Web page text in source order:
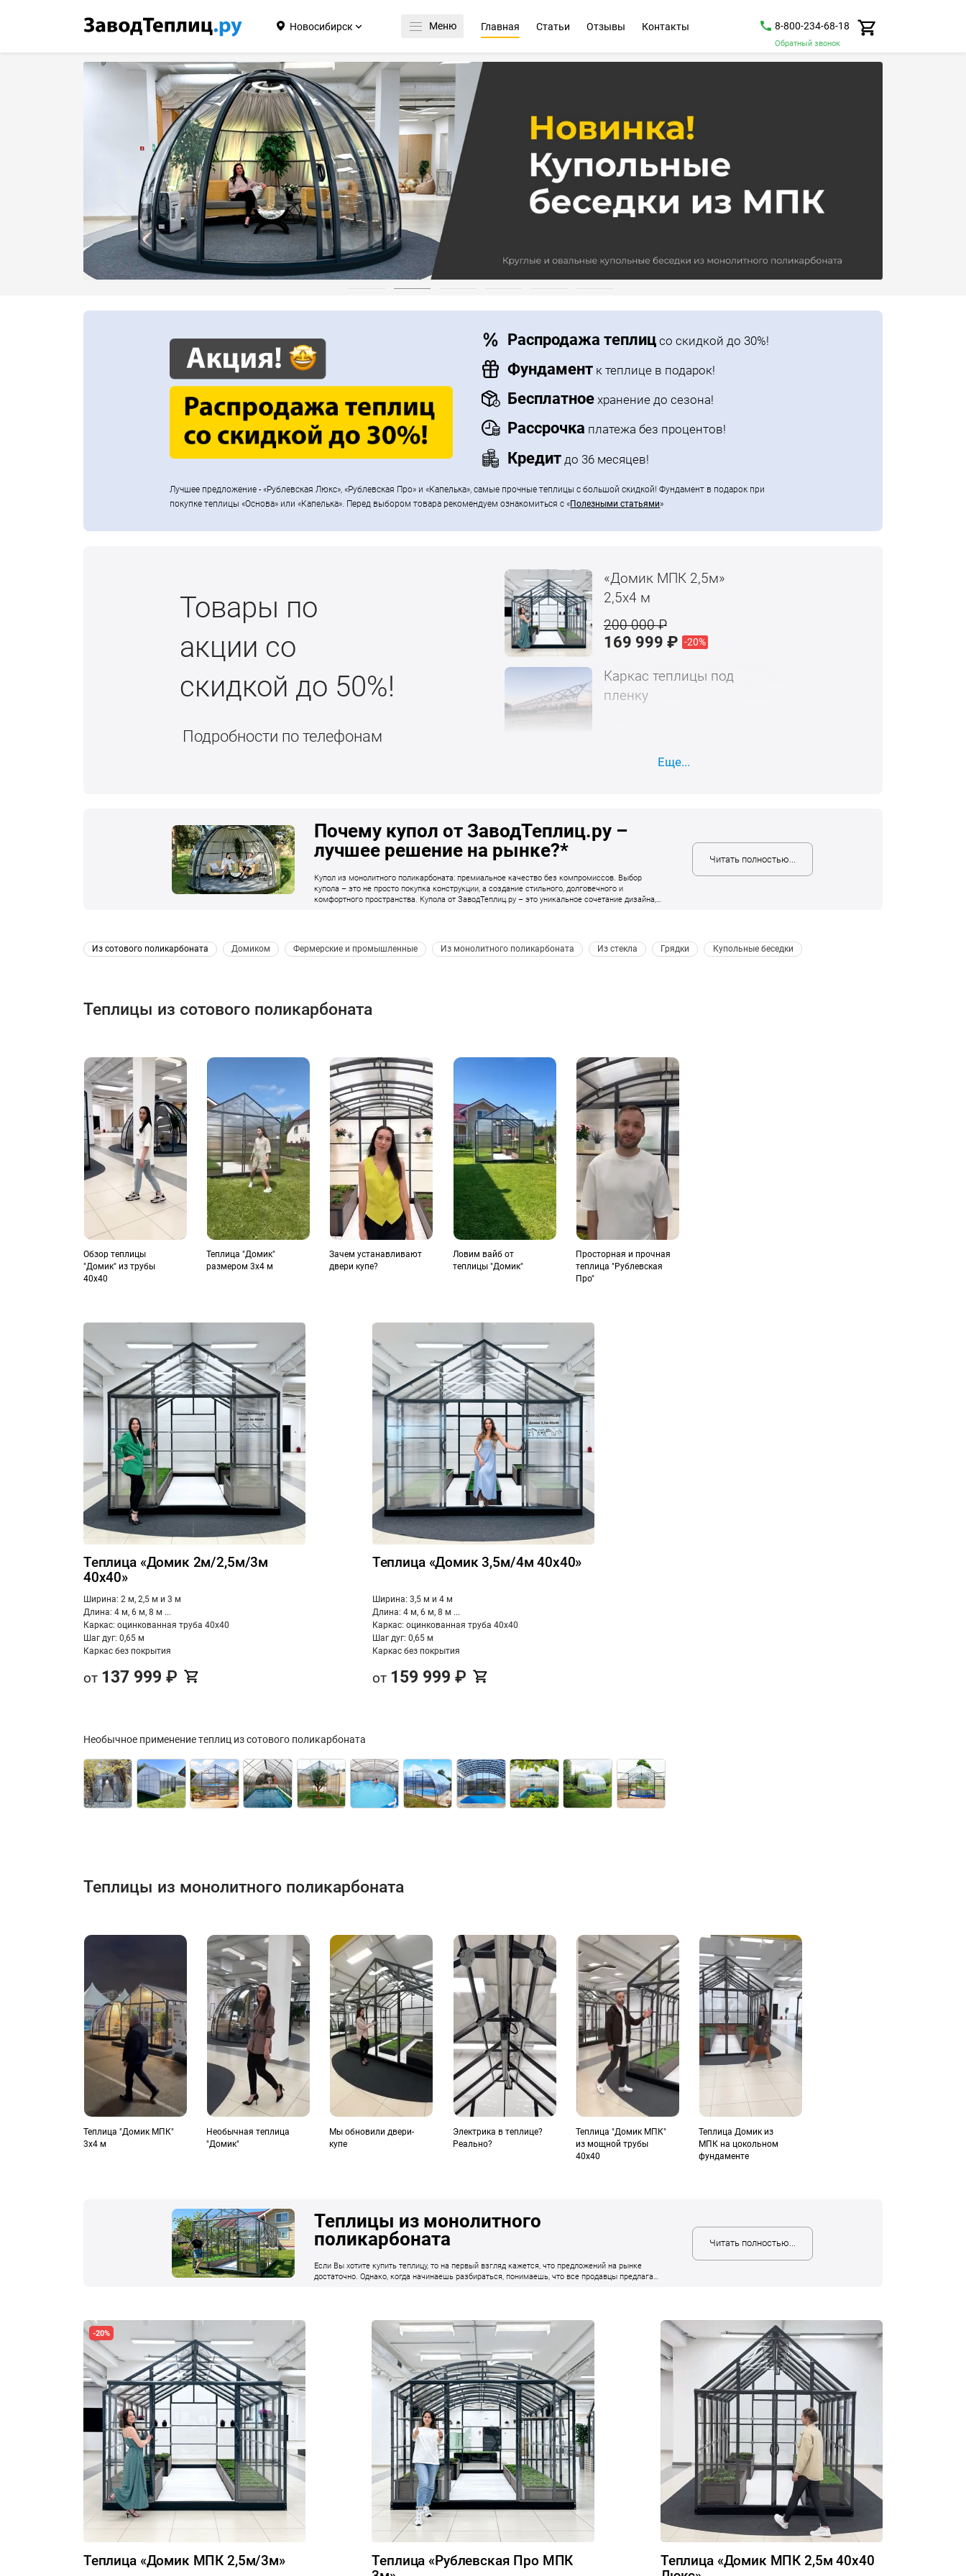
Новосибирск Меню Главная Статьи Отзывы Контакты 8-800-234-68-18
Обратный звонок
Распродажа теплицсо скидкой до 30%!
Фундаментк теплице в подарок!
Бесплатноехранение до сезона!
Рассрочка платежа без процентов!
Кредитдо 36 месяцев!
Лучшее предложение - «Рублевская Люкс», «Рублевская Про» и «Капелька», самые прочные теплицы с большой скидкой! Фундамент в подарок при
покупке теплицы «Основа» или «Капелька». Перед выбором товара рекомендуем ознакомиться с «Полезными статьями»
Товары по
акции со
скидкой до 50%!
Подробности по телефонам
«Домик МПК 2,5м»
2,5x4 м
200 000₽
169 999 ₽ -20%
Каркас теплицы под
пленку
Еще...
Почему купол от ЗаводТеплиц.ру –
лучшее решение на рынке?*
Купол из монолитного поликарбоната: премиальное качество без компромиссов. Выбор
купола – это не просто покупка конструкции, а создание стильного, долговечного и
комфортного пространства. Купола от ЗаводТеплиц.ру – это уникальное сочетание дизайна,
Читать полностью...
Из сотового поликарбоната Домиком Фермерские и промышленные Из монолитного поликарбоната Из стекла Грядки Купольные беседки
Теплицы из сотового поликарбоната
Обзор теплицы
"Домик" из трубы
40х40
Теплица "Домик"
размером 3х4 м
Зачем устанавливают
двери купе?
Ловим вайб от
теплицы "Домик"
Просторная и прочная
теплица "Рублевская
Про"
Теплица «Домик 2м/2,5м/3м
40x40»
Ширина: 2 м, 2,5 м и 3 м
Длина: 4 м, 6 м, 8 м ...
Каркас: оцинкованная труба 40х40
Шаг дуг: 0,65 м
Каркас без покрытия
от 137 999 ₽
Теплица «Домик 3,5м/4м 40x40»
Ширина: 3,5 м и 4 м
Длина: 4 м, 6 м, 8 м ...
Каркас: оцинкованная труба 40х40
Шаг дуг: 0,65 м
Каркас без покрытия
от 159 999 ₽
Необычное применение теплиц из сотового поликарбоната
Теплицы из монолитного поликарбоната
Теплица "Домик МПК"
3х4 м
Необычная теплица
"Домик"
Мы обновили двери-
купе
Электрика в теплице?
Реально?
Теплица "Домик МПК"
из мощной трубы
40х40
Теплица Домик из
МПК на цокольном
фундаменте
Теплицы из монолитного
поликарбоната
Если Вы хотите купить теплицу, то на первый взгляд кажется, что предложений на рынке
достаточно. Однако, когда начинаешь разбираться, понимаешь, что все продавцы предлагают
удобстве использования при обладании такой теплицей речи не идет. Особняком здесь стоит
предложение компании ЗаводТеплиц.ру, где видно, что над продуктом работали
действительно профессионалы своего дела. Теплицы пропорциональные, действительно
красивые, долговечные и удобные в эксплуатации.
Читать полностью...
-20%
Теплица «Домик МПК 2,5м/3м»
Теплица «Рублевская Про МПК
Теплица «Домик МПК 2,5м 40х40